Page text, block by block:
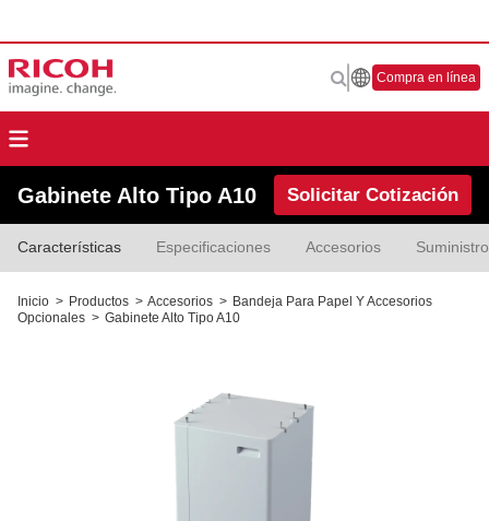
Compra en línea
Gabinete Alto Tipo A10 Solicitar Cotización
Características Especificaciones Accesorios
Inicio > Productos > Accesorios > Bandeja Para Papel Y Accesorios
Opcionales > Gabinete Alto Tipo A10